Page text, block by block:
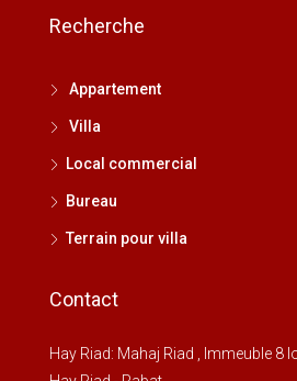
Août
Recherche
Appartement
Villa
Local commercial
Bureau
Terrain pour villa
Contact
Hay Riad: Mahaj Riad , Immeuble 8